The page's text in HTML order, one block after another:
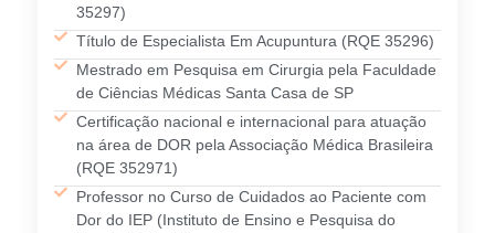
35297)
Título de Especialista Em Acupuntura (RQE 35296)
Mestrado em Pesquisa em Cirurgia pela Faculdade
de Ciências Médicas Santa Casa de SP
Certificação nacional e internacional para atuação
na área de DOR pela Associação Médica Brasileira
(RQE 352971)
Professor no Curso de Cuidados ao Paciente com
Dor do IEP (Instituto de Ensino e Pesquisa do